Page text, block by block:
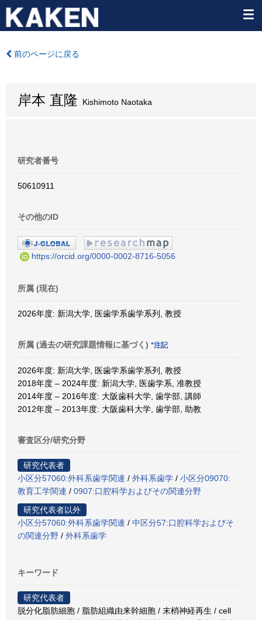
前のページに戻る
岸本 直隆 Kishimoto Naotaka
研究者番号
50610911
その他のID
https://orcid.org/0000-0002-8716-5056
所属 (現在)
2026年度: 新潟大学, 医歯学系歯学系列, 教授
所属 (過去の研究課題情報に基づく) *注記
2026年度: 新潟大学, 医歯学系歯学系列, 教授
2018年度 – 2024年度: 新潟大学, 医歯学系, 准教授
2014年度 – 2016年度: 大阪歯科大学, 歯学部, 講師
2012年度 – 2013年度: 大阪歯科大学, 歯学部, 助教
審査区分/研究分野
研究代表者
小区分57060:外科系歯学関連 / 外科系歯学 / 小区分09070:
教育工学関連 / 0907:口腔科学およびその関連分野
研究代表者以外
小区分57060:外科系歯学関連 / 中区分57:口腔科学およびそ
の関連分野 / 外科系歯学
キーワード
研究代表者
脱分化脂肪細胞 / 脂肪組織由来幹細胞 / 末梢神経再生 / cell